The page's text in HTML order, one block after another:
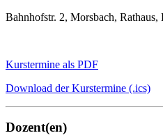
Bahnhofstr. 2, Morsbach, Rathaus,
Kurstermine als PDF
Download der Kurstermine (.ics)
Dozent(en)